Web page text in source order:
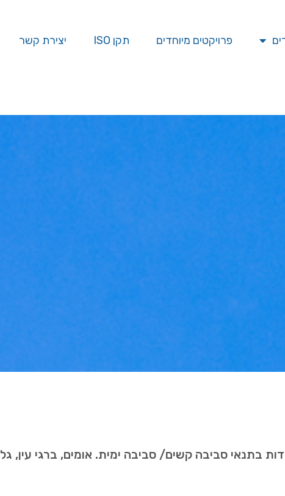
פרויקטים מיוחדים תקן ISO יצירת קשר
בתנאי סביבה קשים/ סביבה ימית. אומים, ברגי עין,